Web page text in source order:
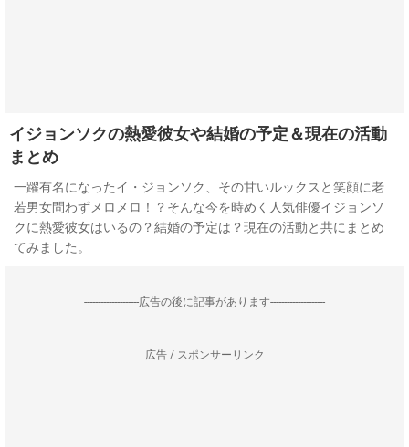
イジョンソクの熱愛彼女や結婚の予定＆現在の活動
まとめ
一躍有名になったイ・ジョンソク、その甘いルックスと笑顔に老
若男女問わずメロメロ！？そんな今を時めく人気俳優イジョンソ
クに熱愛彼女はいるの？結婚の予定は？現在の活動と共にまとめ
てみました。
--------------------広告の後に記事があります--------------------
広告 / スポンサーリンク